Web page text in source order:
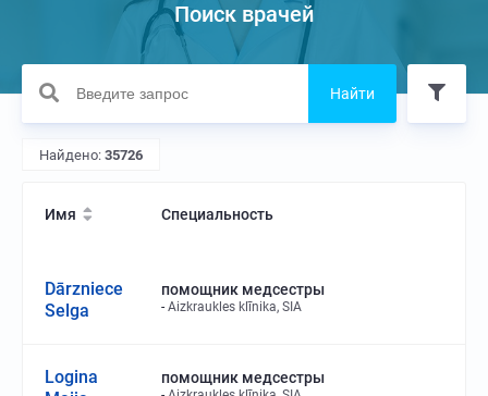
Поиск врачей
Найти
Найдено: 35726
Имя Специальность
Dārzniece
Selga
помощник медсестры
Aizkraukles klīnika, SIA
Logina
помощник медсестры